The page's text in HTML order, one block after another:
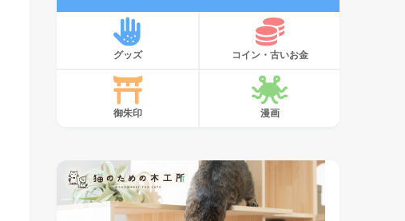
グッズ コイン・古いお金
御朱印 漫画